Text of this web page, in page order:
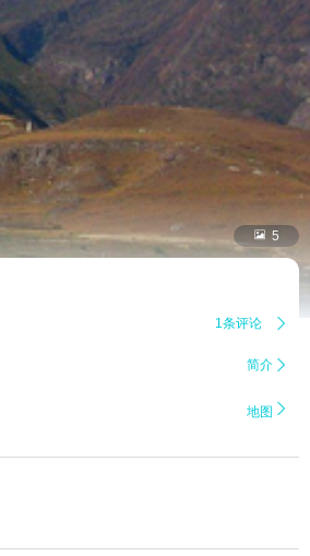
 5
1条评论 
简介 
地图 